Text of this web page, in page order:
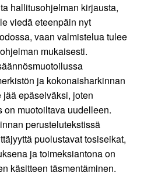
hallitusohjelman kirjausta,
viedä eteenpäin nyt
vaan valmistelua tulee
mukaisesti.
ja kokonaisharkinnan
epäselväksi, joten
on muotoiltava uudelleen.
perustelutekstissä
puolustavat tosiseikat,
ja toimeksiantona on
käsitteen täsmentäminen.